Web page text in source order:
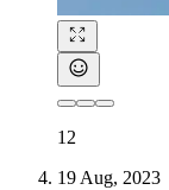
12
19 Aug, 2023